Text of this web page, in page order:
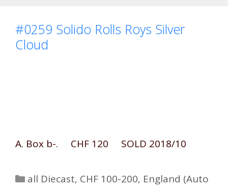
#0259 Solido Rolls Roys Silver
Cloud
A. Box b-. CHF 120 SOLD 2018/10
Kategorien
all Diecast, CHF 100-200, England (Auto